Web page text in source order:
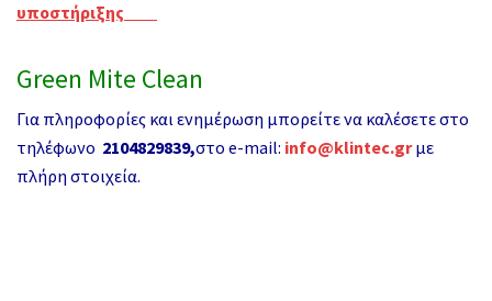
υποστήριξης
Green Mite Clean
Για πληροφορίες και ενημέρωση μπορείτε να καλέσετε στο
τηλέφωνο 2104829839,στο e-mail: info@klintec.grμε
πλήρη στοιχεία.